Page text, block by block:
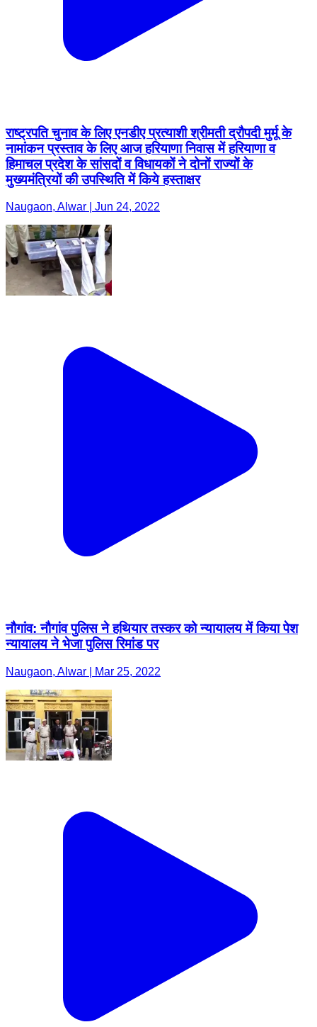
राष्ट्रपति चुनाव के लिए एनडीए प्रत्याशी श्रीमती द्रौपदी मुर्मू के
नामांकन प्रस्ताव के लिए आज हरियाणा निवास में हरियाणा व
हिमाचल प्रदेश के सांसदों व विधायकों ने दोनों राज्यों के
मुख्यमंत्रियों की उपस्थिति में किये हस्ताक्षर
Naugaon, Alwar | Jun 24, 2022
नौगांव: नौगांव पुलिस ने हथियार तस्कर को न्यायालय में किया पेश
न्यायालय ने भेजा पुलिस रिमांड पर
Naugaon, Alwar | Mar 25, 2022